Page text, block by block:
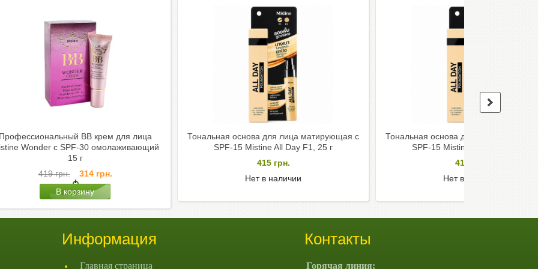
ВВ крем для лица
Wonder c SPF-30 омолаживающий
15 г
419грн. 314 грн.
Тональная основа для лица матирующая с
SPF-15 Mistine All Day F1, 25 г
415 грн.
Нет в наличии
Тональная основа для лица
SPF-15 Mistine All Day F2, 25 г
415
Нет в наличии
Информация
Главная страница
Контакты
Горячая линия: